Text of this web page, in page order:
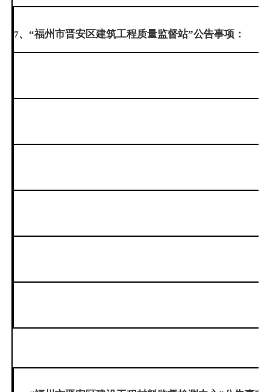
7、“福州市晋安区建筑工程质量监督站”公告事项：